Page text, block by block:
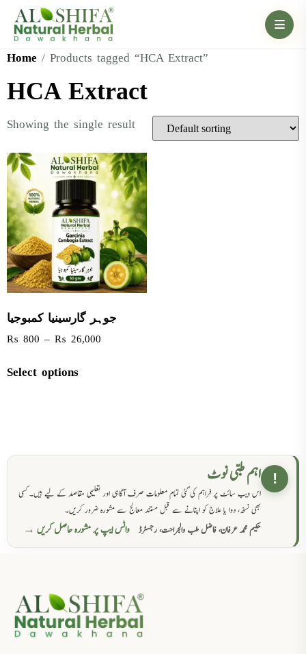
Home / Products tagged “HCA Extract”
HCA Extract
Showing the single result
جوہر گارسینیا کمبوجیا
₨ 800 – ₨ 26,000
Select options
! اہم طبی نوٹ
اس ویب سائٹ پر فراہم کی گئی تمام معلومات صرف آگاہی اور تعلیمی مقاصد کے لیے ہیں۔ کسی
بھی نسخہ، دوا یا علاج کو اپنانے سے قبل مستند معالج سے مشورہ ضرور کریں۔
حکیم محمد عرفان، فاضل طب والجراحت، رجسٹرڈ
واٹس ایپ پر مشورہ حاصل کریں →